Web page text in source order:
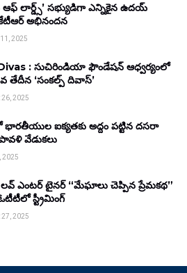
లార్డ్స్’ సభ్యుడిగా ఎన్నికైన ఉదయ్
అభినందన
11, 2025
: సుచిరిండియా ఫౌండేషన్ ఆధ్వర్యంలో
తేదీన ‘సంకల్ప్ దివాస్’
26, 2025
ఐక్యతకు అద్దం పట్టిన దసరా
వేడుకలు
2025
ఎంటర్ టైనర్ “మేఘాలు చెప్పిన ప్రేమకథ”
స్ట్రీమింగ్
27, 2025